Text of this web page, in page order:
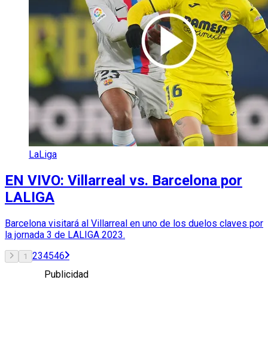
LaLiga
EN VIVO: Villarreal vs. Barcelona por
LALIGA
Barcelona visitará al Villarreal en uno de los duelos claves por
la jornada 3 de LALIGA 2023.
1 234546
Publicidad